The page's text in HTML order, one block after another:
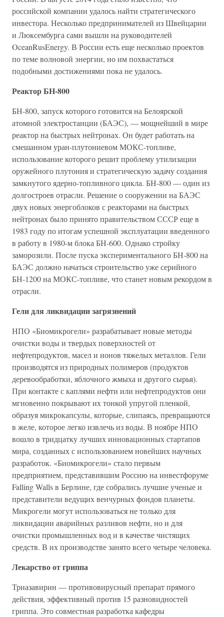
российской компании удалось найти стратегического
инвестора. Несколько предпринимателей из Швейцарии
и Люксембурга сами вышли на руководителей
OceanRusEnergy. В России есть еще несколько проектов
по теме волновой энергии, но им похвастаться
подобными достижениями пока не удалось.
Реактор БН-800
БН-800, запуск которого готовится на Белоярской
атомной электростанции (БАЭС), — мощнейший в мире
реактор на быстрых нейтронах. Он будет работать на
смешанном уран-плутониевом МОКС-топливе,
использование которого решит проблему утилизации
оружейного плутония и стратегическую задачу создания
замкнутого ядерно-топливного цикла. БН-800 — один из
долгостроев отрасли. Решение о сооружении на БАЭС
двух новых энергоблоков с реакторами на быстрых
нейтронах было принято правительством СССР еще в
1983 году по итогам успешной эксплуатации введенного
в работу в 1980-м блока БН-600. Однако стройку
заморозили. После пуска экспериментального БН-800 на
БАЭС должно начаться строительство уже серийного
БН-1200 на МОКС-топливе, что станет новым рекордом в
отрасли.
Гели для ликвидации загрязнений
НПО «Биомикрогели» разрабатывает новые методы
очистки воды и твердых поверхностей от
нефтепродуктов, масел и ионов тяжелых металлов. Гели
производятся из природных полимеров (продуктов
деревообработки, яблочного жмыха и другого сырья).
При контакте с каплями нефти или нефтепродуктов они
мгновенно покрывают их тонкой упругой пленкой,
образуя микрокапсулы, которые, слипаясь, превращаются
в желе, которое легко извлечь из воды. В ноябре НПО
вошло в тридцатку лучших инновационных стартапов
мира, созданных с использованием новейших научных
разработок. «Биомикрогели» стало первым
предприятием, представившим Россию на инвестфоруме
Falling Walls в Берлине, где собрались лучшие ученые и
представители ведущих венчурных фондов планеты.
Микрогели могут использоваться не только для
ликвидации аварийных разливов нефти, но и для
очистки промышленных вод и в качестве чистящих
средств. В их производстве занято всего четыре человека.
Лекарство от гриппа
Триазавирин — противовирусный препарат прямого
действия, эффективный против 15 разновидностей
гриппа. Это совместная разработка кафедры